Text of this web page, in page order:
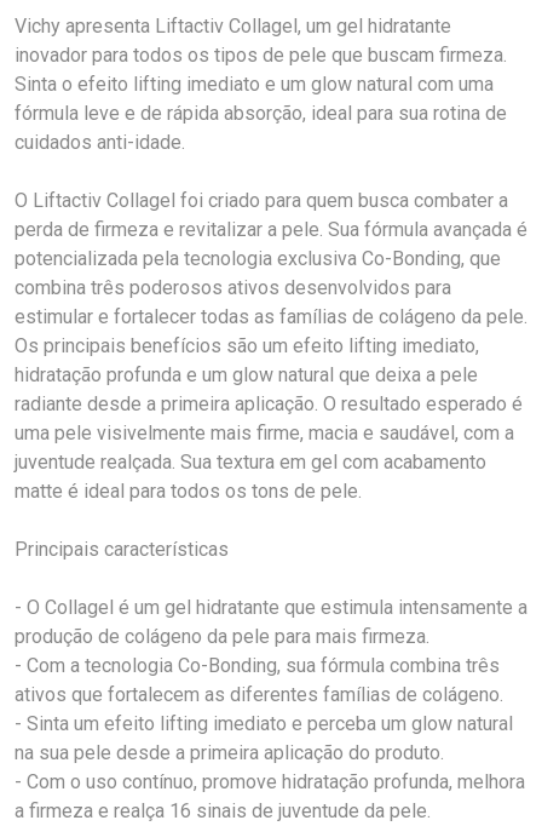
Vichy apresenta Liftactiv Collagel, um gel hidratante
inovador para todos os tipos de pele que buscam firmeza.
Sinta o efeito lifting imediato e um glow natural com uma
fórmula leve e de rápida absorção, ideal para sua rotina de
cuidados anti-idade.
O Liftactiv Collagel foi criado para quem busca combater a
perda de firmeza e revitalizar a pele. Sua fórmula avançada é
potencializada pela tecnologia exclusiva Co-Bonding, que
combina três poderosos ativos desenvolvidos para
estimular e fortalecer todas as famílias de colágeno da pele.
Os principais benefícios são um efeito lifting imediato,
hidratação profunda e um glow natural que deixa a pele
radiante desde a primeira aplicação. O resultado esperado é
uma pele visivelmente mais firme, macia e saudável, com a
juventude realçada. Sua textura em gel com acabamento
matte é ideal para todos os tons de pele.
Principais características
- O Collagel é um gel hidratante que estimula intensamente a
produção de colágeno da pele para mais firmeza.
- Com a tecnologia Co-Bonding, sua fórmula combina três
ativos que fortalecem as diferentes famílias de colágeno.
- Sinta um efeito lifting imediato e perceba um glow natural
na sua pele desde a primeira aplicação do produto.
- Com o uso contínuo, promove hidratação profunda, melhora
a firmeza e realça 16 sinais de juventude da pele.